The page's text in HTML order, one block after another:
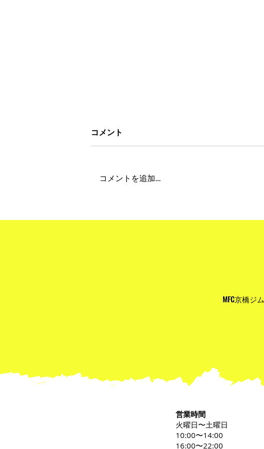
コメント
コメントを追加…
MFC京橋ジム
営業時間
火曜日〜土曜日
10:00〜14:00
16:00〜22:00